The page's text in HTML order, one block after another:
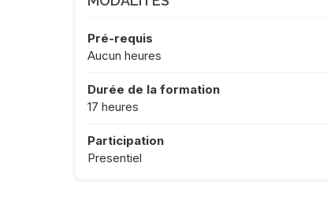
Pré-requis
Aucun heures
Durée de la formation
17 heures
Participation
Presentiel